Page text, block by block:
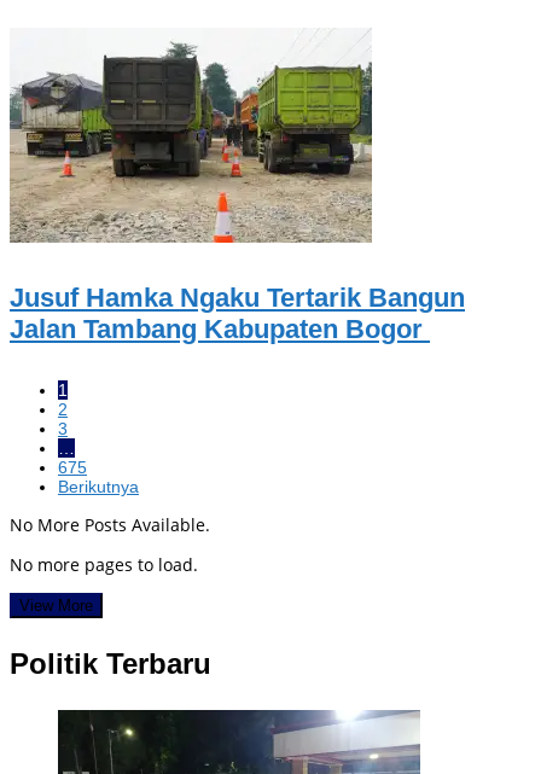
Jusuf Hamka Ngaku Tertarik Bangun
Jalan Tambang Kabupaten Bogor
1
2
3
…
675
Berikutnya
No More Posts Available.
No more pages to load.
View More
Politik Terbaru